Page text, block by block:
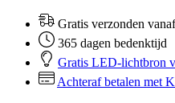
Gratis verzonden
365 dagen bedenktijd
Gratis LED-lichtbron
Achteraf betalen met